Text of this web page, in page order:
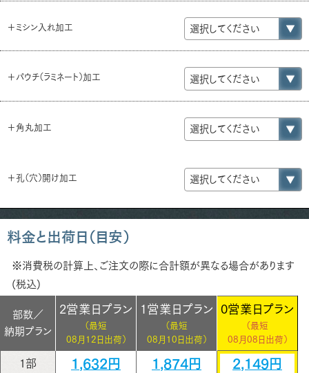
＋ミシン入れ加工
＋パウチ（ラミネート）加工
＋角丸加工
＋孔（穴）開け加工
料金と出荷日（目安）
※消費税の計算上、ご注文の際に合計額が異なる場合があります
(税込)
部数／
納期プラン
2営業日プラン
（最短
08月12日出荷）
1営業日プラン
（最短
08月10日出荷）
0営業日プラン
（最短
08月08日出荷）
1部 1,632円 1,874円 2,149円